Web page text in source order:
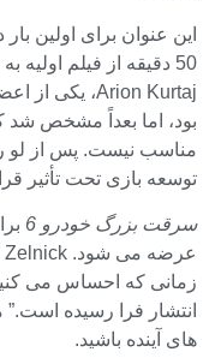
50 دقیقه از فیلم
بود، اما بعداً مشخص شد
توسعه بازی تحت تأثیر
سرقت بزرگ خودرو 6
زمانی که احساس می کنیم
انتشار فرا رسیده
های آینده باشید.